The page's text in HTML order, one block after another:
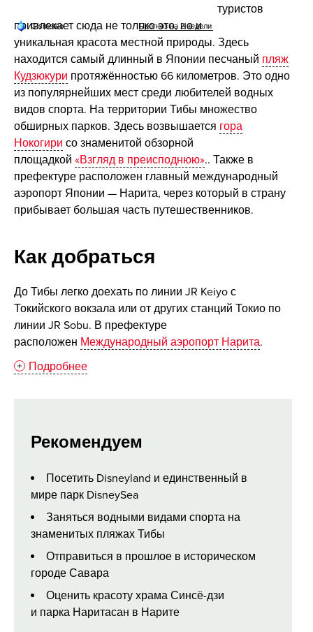
нескольких парков поменьше). Однако туристов
привлекает сюда не только это, но и
уникальная красота местной природы. Здесь
находится самый длинный в Японии песчаный пляж
Кудзюкури протяжённостью 66 километров. Это одно
из популярнейших мест среди любителей водных
видов спорта. На территории Тибы множество
обширных парков. Здесь возвышается гора
Нокогири со знаменитой обзорной
площадкой «Взгляд в преисподнюю».. Также в
префектуре расположен главный международный
аэропорт Японии — Нарита, через который в страну
прибывает большая часть путешественников.
Как добраться
До Тибы легко доехать по линии JR Keiyo с
Токийского вокзала или от других станций Токио по
линии JR Sobu. В префектуре
расположен Международный аэропорт Нарита.
Подробнее
Рекомендуем
Посетить Disneyland и единственный в
мире парк DisneySea
Заняться водными видами спорта на
знаменитых пляжах Тибы
Отправиться в прошлое в историческом
городе Савара
Оценить красоту храма Синсё-дзи
и парка Наритасан в Нарите